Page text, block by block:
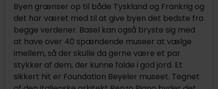
Byen grænser op til både Tyskland og Frankrig og
det har været med til at give byen det bedste fra
begge verdener. Basel kan også bryste sig med
at have over 40 spændende museer at vælge
imellem, så der skulle da gerne være et par
stykker af dem, der kunne falde i god jord. Et
sikkert hit er Foundation Beyeler museet. Tegnet